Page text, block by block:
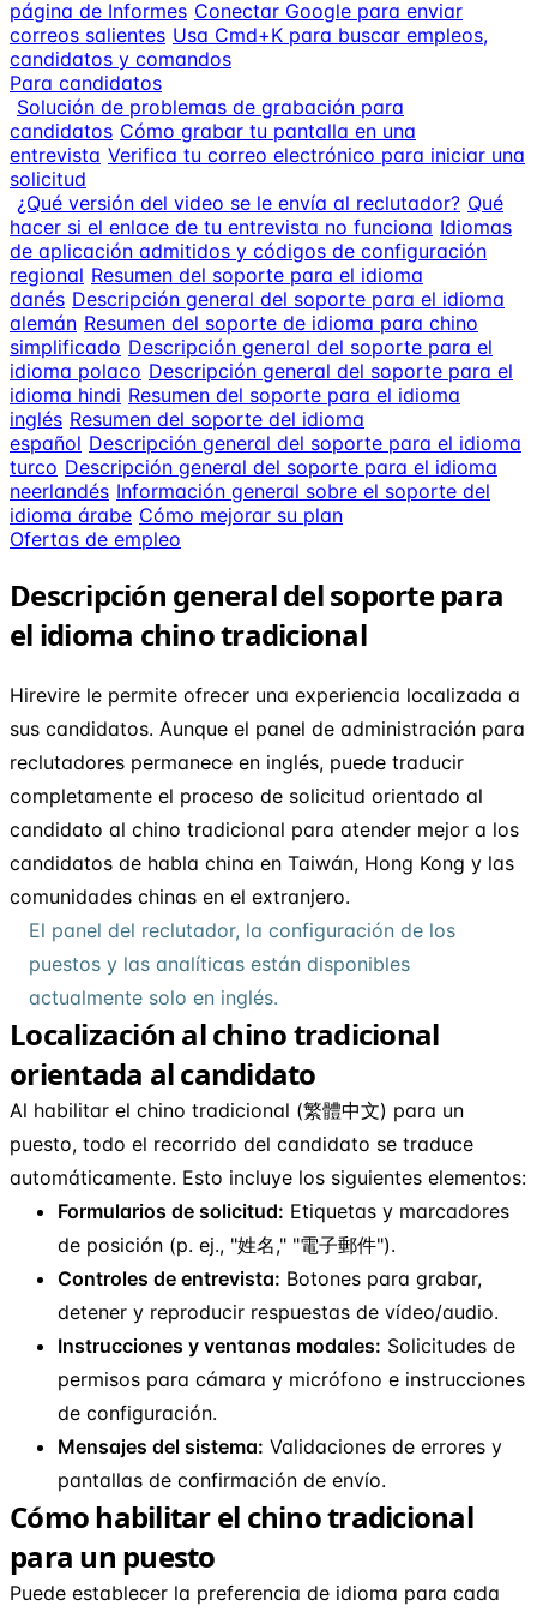
página de Informes Conectar Google para enviar
correos salientes Usa Cmd+K para buscar empleos,
candidatos y comandos
Para candidatos
Solución de problemas de grabación para
candidatos Cómo grabar tu pantalla en una
entrevista Verifica tu correo electrónico para iniciar una
solicitud
¿Qué versión del video se le envía al reclutador? Qué
hacer si el enlace de tu entrevista no funciona Idiomas
de aplicación admitidos y códigos de configuración
regional Resumen del soporte para el idioma
danés Descripción general del soporte para el idioma
alemán Resumen del soporte de idioma para chino
simplificado Descripción general del soporte para el
idioma polaco Descripción general del soporte para el
idioma hindi Resumen del soporte para el idioma
inglés Resumen del soporte del idioma
español Descripción general del soporte para el idioma
turco Descripción general del soporte para el idioma
neerlandés Información general sobre el soporte del
idioma árabe Cómo mejorar su plan
Ofertas de empleo
Descripción general del soporte para
el idioma chino tradicional
Hirevire le permite ofrecer una experiencia localizada a
sus candidatos. Aunque el panel de administración para
reclutadores permanece en inglés, puede traducir
completamente el proceso de solicitud orientado al
candidato al chino tradicional para atender mejor a los
candidatos de habla china en Taiwán, Hong Kong y las
comunidades chinas en el extranjero.
El panel del reclutador, la configuración de los
puestos y las analíticas están disponibles
actualmente solo en inglés.
Localización al chino tradicional
orientada al candidato
Al habilitar el chino tradicional (繁體中文) para un
puesto, todo el recorrido del candidato se traduce
automáticamente. Esto incluye los siguientes elementos:
Formularios de solicitud: Etiquetas y marcadores
de posición (p. ej., "姓名," "電子郵件").
Controles de entrevista: Botones para grabar,
detener y reproducir respuestas de vídeo/audio.
Instrucciones y ventanas modales: Solicitudes de
permisos para cámara y micrófono e instrucciones
de configuración.
Mensajes del sistema: Validaciones de errores y
pantallas de confirmación de envío.
Cómo habilitar el chino tradicional
para un puesto
Puede establecer la preferencia de idioma para cada